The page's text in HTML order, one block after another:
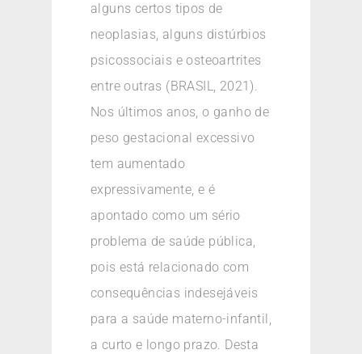
alguns certos tipos de
neoplasias, alguns distúrbios
psicossociais e osteoartrites
entre outras (BRASIL, 2021).
Nos últimos anos, o ganho de
peso gestacional excessivo
tem aumentado
expressivamente, e é
apontado como um sério
problema de saúde pública,
pois está relacionado com
consequências indesejáveis
para a saúde materno-infantil,
a curto e longo prazo. Desta